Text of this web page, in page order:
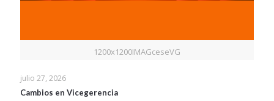
1200x1200IMAGceseVG
julio 27, 2026
Cambios en Vicegerencia